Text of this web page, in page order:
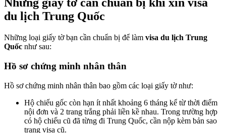
du lịch Trung Quốc
Những loại giấy tờ bạn cần chuẩn bị để làm visa du lịch Trung
Quốc như sau:
Hồ sơ chứng minh nhân thân
Hồ sơ chứng minh nhân thân bao gồm các loại giấy tờ như:
Hộ chiếu gốc còn hạn ít nhất khoảng 6 tháng kể từ thời điểm
nội đơn và 2 trang trắng phải liền kề nhau. Trong trường hợp
có hộ chiếu cũ đã từng đi Trung Quốc, cần nộp kèm bản sao
trang visa cũ.